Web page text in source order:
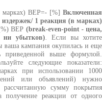
марках) ВЕР=- [%]Включенная
1 реакция (в марках)
ВЕР (break-even-point - цена,
убытков) . Если вы хотите
ваша кампания окупилась и еще
приведенной выше формулой.
следующие показатели:
при использовании 1000
или объявлений) нужно
сумму покрытия
получение реакции от одного